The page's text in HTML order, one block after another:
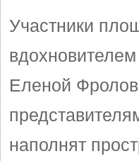
Участники
Еленой
наполнят